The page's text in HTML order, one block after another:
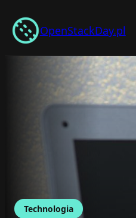
do
treści
OpenStackDay.pl
Technologia